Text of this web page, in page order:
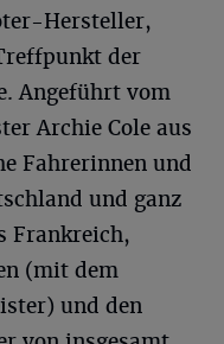
Hersteller,
der
Angeführt vom
Archie Cole aus
Fahrerinnen und
und ganz
Frankreich,
(mit dem
und den